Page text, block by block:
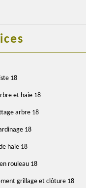
18
et haie 18
arbre 18
18
haie 18
rouleau 18
grillage et clôture 18